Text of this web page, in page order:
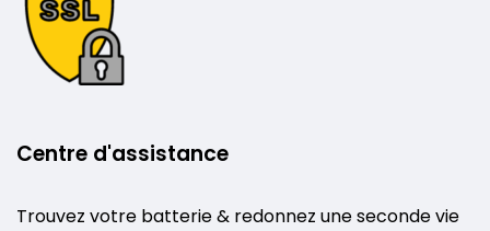
Centre d'assistance
Trouvez votre batterie & redonnez une seconde vie